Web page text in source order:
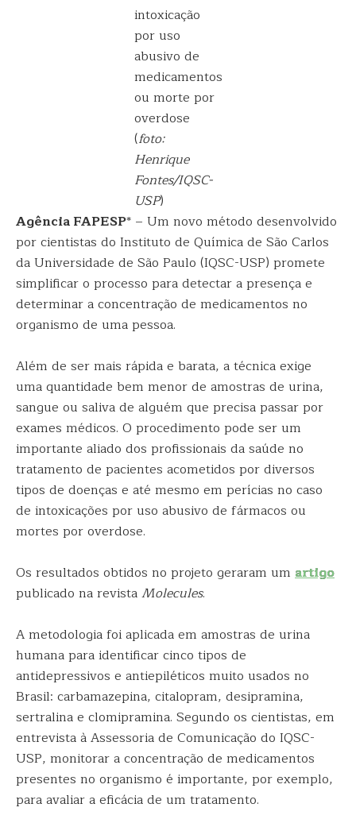
intoxicação
por uso
abusivo de
medicamentos
ou morte por
overdose
(foto:
Henrique
Fontes/IQSC-
USP)
Agência FAPESP* – Um novo método desenvolvido
por cientistas do Instituto de Química de São Carlos
da Universidade de São Paulo (IQSC-USP) promete
simplificar o processo para detectar a presença e
determinar a concentração de medicamentos no
organismo de uma pessoa.
Além de ser mais rápida e barata, a técnica exige
uma quantidade bem menor de amostras de urina,
sangue ou saliva de alguém que precisa passar por
exames médicos. O procedimento pode ser um
importante aliado dos profissionais da saúde no
tratamento de pacientes acometidos por diversos
tipos de doenças e até mesmo em perícias no caso
de intoxicações por uso abusivo de fármacos ou
mortes por overdose.
Os resultados obtidos no projeto geraram um artigo
publicado na revistaMolecules.
A metodologia foi aplicada em amostras de urina
humana para identificar cinco tipos de
antidepressivos e antiepiléticos muito usados no
Brasil: carbamazepina, citalopram, desipramina,
sertralina e clomipramina. Segundo os cientistas, em
entrevista à Assessoria de Comunicação do IQSC-
USP, monitorar a concentração de medicamentos
presentes no organismo é importante, por exemplo,
para avaliar a eficácia de um tratamento.